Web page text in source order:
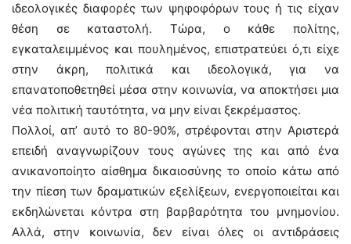
ιδεολογικές διαφορές των ψηφοφόρων τους ή τις είχαν
θέση σε καταστολή. Τώρα, ο κάθε πολίτης,
εγκαταλειμμένος και πουλημένος, επιστρατεύει ό,τι είχε
στην άκρη, πολιτικά και ιδεολογικά, για να
επανατοποθετηθεί μέσα στην κοινωνία, να αποκτήσει μια
νέα πολιτική ταυτότητα, να μην είναι ξεκρέμαστος.
Πολλοί, απ’ αυτό το 80-90%, στρέφονται στην Αριστερά
επειδή αναγνωρίζουν τους αγώνες της και από ένα
ανικανοποίητο αίσθημα δικαιοσύνης το οποίο κάτω από
την πίεση των δραματικών εξελίξεων, ενεργοποιείται και
εκδηλώνεται κόντρα στη βαρβαρότητα του μνημονίου.
Αλλά, στην κοινωνία, δεν είναι όλες οι αντιδράσεις